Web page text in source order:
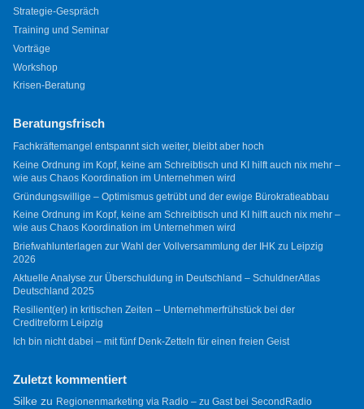
Strategie-Gespräch
Training und Seminar
Vorträge
Workshop
Krisen-Beratung
Beratungsfrisch
Fachkräftemangel entspannt sich weiter, bleibt aber hoch
Keine Ordnung im Kopf, keine am Schreibtisch und KI hilft auch nix mehr –
wie aus Chaos Koordination im Unternehmen wird
Gründungswillige – Optimismus getrübt und der ewige Bürokratieabbau
Keine Ordnung im Kopf, keine am Schreibtisch und KI hilft auch nix mehr –
wie aus Chaos Koordination im Unternehmen wird
Briefwahlunterlagen zur Wahl der Vollversammlung der IHK zu Leipzig
2026
Aktuelle Analyse zur Überschuldung in Deutschland – SchuldnerAtlas
Deutschland 2025
Resilient(er) in kritischen Zeiten – Unternehmerfrühstück bei der
Creditreform Leipzig
Ich bin nicht dabei – mit fünf Denk-Zetteln für einen freien Geist
Zuletzt kommentiert
Silkezu Regionenmarketing via Radio – zu Gast bei SecondRadio